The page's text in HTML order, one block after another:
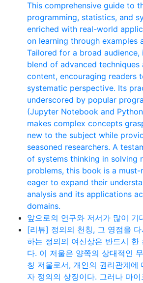
This comprehensive guide to
programming, statistics, and
enriched with real-world
on learning through examples
Tailored for a broad
blend of advanced techniques
content, encouraging readers
systematic perspective. Its
underscored by popular
(Jupyter Notebook and
makes complex concepts
new to the subject while
seasoned researchers. A
of systems thinking in solving
problems, this book is a
eager to expand their
analysis and its applications
domains.
앞으로의 연구와 저서가 많이 기
[리뷰] 정의의 천칭, 그 영점을
하는 정의의 여신상은 반드시 한
다. 이 저울은 양쪽의 상대적인
칭 저울로서, 개인의 권리관계에
자 정의의 상징이다. 그러나 마